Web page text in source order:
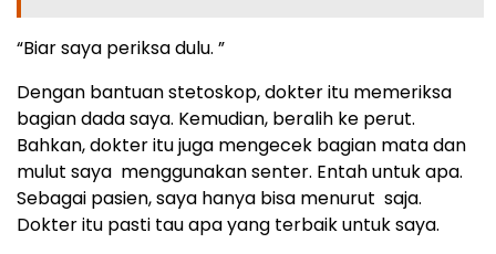
“Biar saya periksa dulu. ”
Dengan bantuan stetoskop, dokter itu memeriksa
bagian dada saya. Kemudian, beralih ke perut.
Bahkan, dokter itu juga mengecek bagian mata dan
mulut saya menggunakan senter. Entah untuk apa.
Sebagai pasien, saya hanya bisa menurut saja.
Dokter itu pasti tau apa yang terbaik untuk saya.